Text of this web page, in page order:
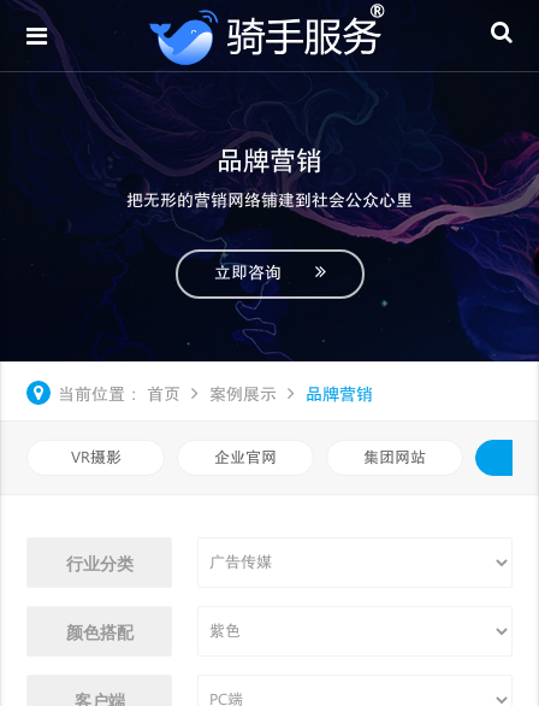
品牌营销
把无形的营销网络铺建到社会公众心里
立即咨询
当前位置： 首页 案例展示 品牌营销
VR摄影 企业官网 集团网站
行业分类
颜色搭配
客户端